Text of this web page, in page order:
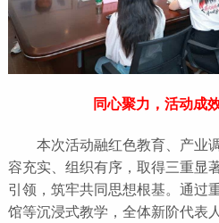
同心聚力，活动成
本次活动融红色教育、产业
容充实、组织有序，取得三重显
引领，筑牢共同思想根基。通过
馆等沉浸式教学，全体新阶代表